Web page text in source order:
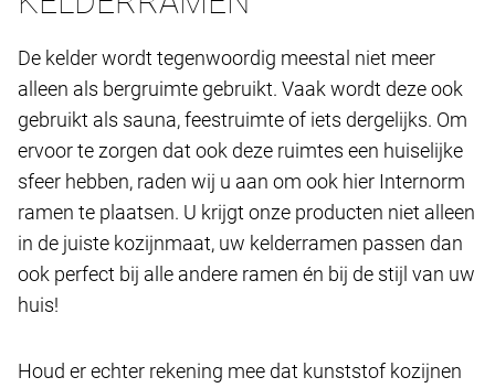
De kelder wordt tegenwoordig meestal niet meer
alleen als bergruimte gebruikt. Vaak wordt deze ook
gebruikt als sauna, feestruimte of iets dergelijks. Om
ervoor te zorgen dat ook deze ruimtes een huiselijke
sfeer hebben, raden wij u aan om ook hier Internorm
ramen te plaatsen. U krijgt onze producten niet alleen
in de juiste kozijnmaat, uw kelderramen passen dan
ook perfect bij alle andere ramen én bij de stijl van uw
huis!
Houd er echter rekening mee dat kunststof kozijnen